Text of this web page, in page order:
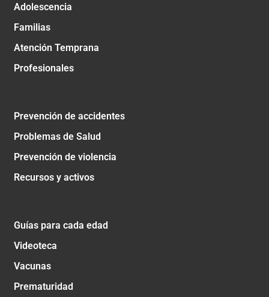
Adolescencia
Familias
Atención Temprana
Profesionales
Prevención de accidentes
Problemas de Salud
Prevención de violencia
Recursos y activos
Guías para cada edad
Videoteca
Vacunas
Prematuridad